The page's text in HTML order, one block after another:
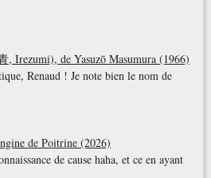
, Irezumi), de Yasuzō Masumura (1966)
Renaud ! Je note bien le nom de
de Poitrine (2026)
de cause haha, et ce en ayant